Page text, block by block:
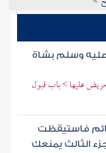
عليه وسلم بشاة
عليها > باب قبول
فاستيقظت
الثالث يمنعك